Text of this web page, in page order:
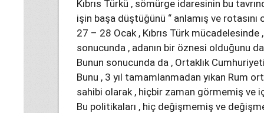
Kıbrıs Türkü , sömürge idaresinin bu
işin başa düştüğünü “ anlamış ve
27 – 28 Ocak , Kıbrıs Türk
sonucunda , adanın bir öznesi olduğunu
Bunun sonucunda da , Ortaklık
Bunu , 3 yıl tamamlanmadan yıkan Rum
sahibi olarak , hiçbir zaman görmemiş ve
Bu politikaları , hiç değişmemiş ve